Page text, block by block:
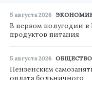
5 августа 2026
В первом полугодии в
продуктов питания
5 августа 2026 ОБЩЕСТВО
Пензенским
оплата больничного